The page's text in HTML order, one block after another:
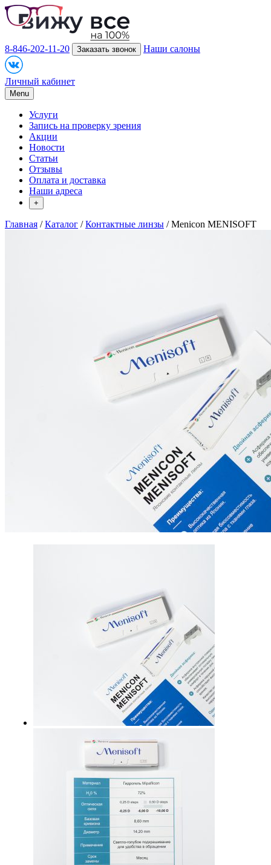
8-846-202-11-20 Заказать звонок Наши салоны
Личный кабинет
Menu
Услуги
Запись на проверку зрения
Акции
Новости
Статьи
Отзывы
Оплата и доставка
Наши адреса
+
Главная /Каталог /Контактные линзы / Menicon MENISOFT